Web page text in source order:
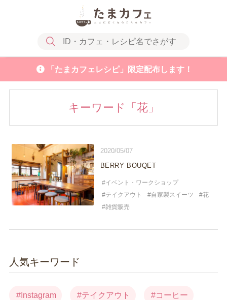
「たまカフェレシピ」限定配布します！
キーワード「花」
2020/05/07
BERRY BOUQET
イベント・ワークショップ
テイクアウト
自家製スイーツ
花
雑貨販売
人気キーワード
Instagram テイクアウト コーヒー